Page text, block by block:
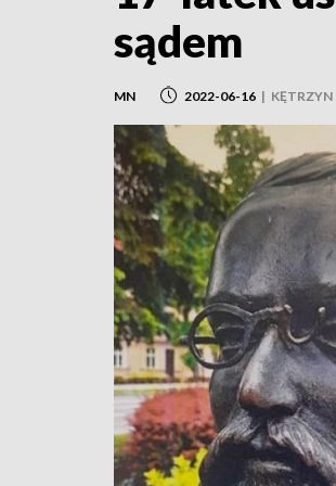
sądem
MN 2022-06-16 | KĘTRZYN